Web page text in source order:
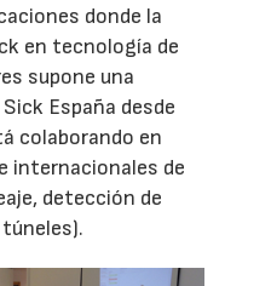
donde la
en tecnología de
supone una
España desde
colaborando en
internacionales de
detección de